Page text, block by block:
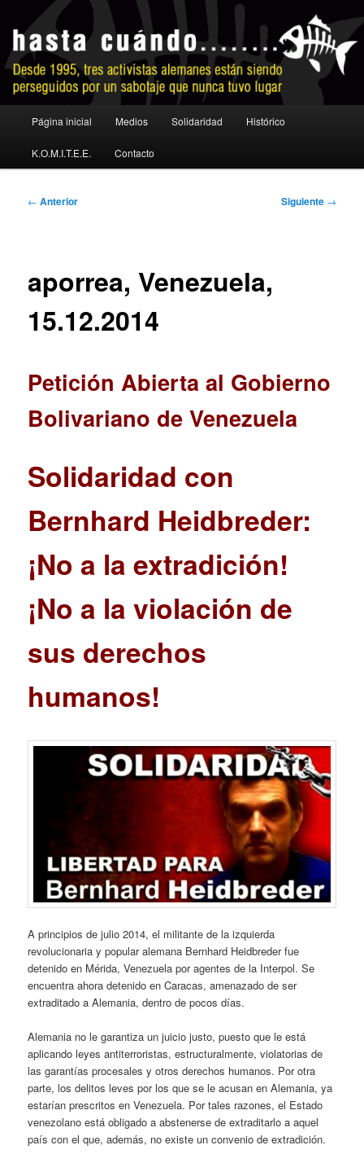
contenido
principalNo a la extradición
principal
Página inicial Medios Solidaridad Histórico
K.O.M.I.T.E.E. Contacto
Navegación
← Anterior Siguiente →
aporrea, Venezuela,
15.12.2014
Petición Abierta al Gobierno
Bolivariano de Venezuela
Solidaridad con
Bernhard Heidbreder:
¡No a la extradición!
¡No a la violación de
sus derechos
humanos!
A principios de julio 2014, el militante de la izquierda
revolucionaria y popular alemana Bernhard Heidbreder fue
detenido en Mérida, Venezuela por agentes de la Interpol. Se
encuentra ahora detenido en Caracas, amenazado de ser
extraditado a Alemania, dentro de pocos días.
Alemania no le garantiza un juicio justo, puesto que le está
aplicando leyes antiterroristas, estructuralmente, violatorias de
las garantías procesales y otros derechos humanos. Por otra
parte, los delitos leves por los que se le acusan en Alemania, ya
estarían prescritos en Venezuela. Por tales razones, el Estado
venezolano está obligado a abstenerse de extraditarlo a aquel
país con el que, además, no existe un convenio de extradición.